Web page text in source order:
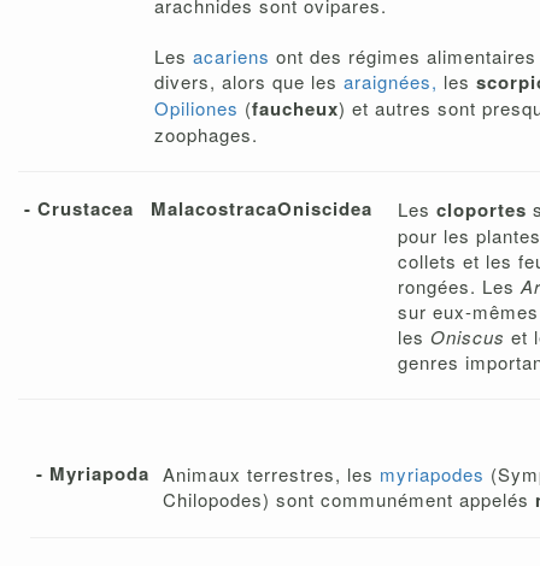
arachnides sont ovipares.
Les acariens ont des régimes
divers, alors que les araignées, les
Opiliones (faucheux) et autres sont
zoophages.
- Crustacea MalacostracaOniscidea Les cloportes
pour les
collets et les
rongées. Les
sur eux-
les Oniscus et
genres
- Myriapoda Animaux terrestres, les myriapodes
Chilopodes) sont communément appelés